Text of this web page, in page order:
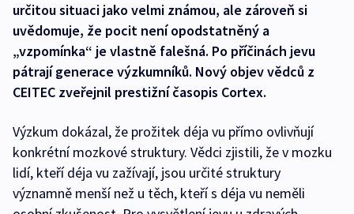
určitou situaci jako velmi známou, ale zároveň si
uvědomuje, že pocit není opodstatněný a
„vzpomínka“ je vlastně falešná. Po příčinách jevu
pátrají generace výzkumníků. Nový objev vědců z
CEITEC zveřejnil prestižní časopis Cortex.
Výzkum dokázal, že prožitek déja vu přímo ovlivňují
konkrétní mozkové struktury. Vědci zjistili, že v mozku
lidí, kteří déja vu zažívají, jsou určité struktury
významně menší než u těch, kteří s déja vu neměli